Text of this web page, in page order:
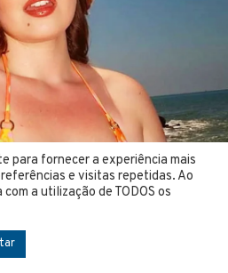
para fornecer a experiência mais
e visitas repetidas. Ao
a utilização de TODOS os